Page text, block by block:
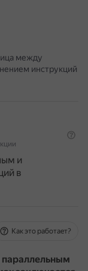
между
инструкций
и
в
Как это работает?